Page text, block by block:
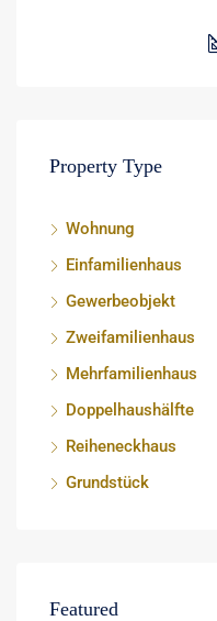
Property Type
Wohnung
Einfamilienhaus
Gewerbeobjekt
Zweifamilienhaus
Mehrfamilienhaus
Doppelhaushälfte
Reiheneckhaus
Grundstück
Featured